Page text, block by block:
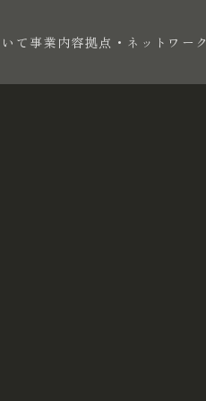
て 事業内容拠点・ネットワーク